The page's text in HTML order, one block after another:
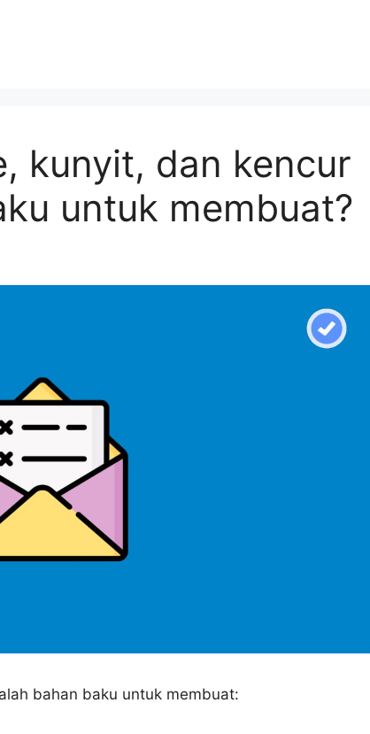
kunyit, dan kencur
untuk membuat?
bahan baku untuk membuat: